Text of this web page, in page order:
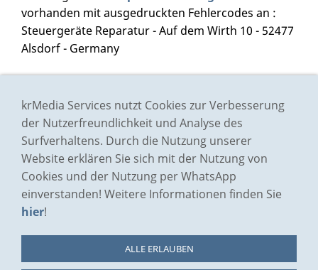
vorhanden mit ausgedruckten Fehlercodes an :
Steuergeräte Reparatur - Auf dem Wirth 10 - 52477
Alsdorf - Germany
Impressum
Preisliste
AGB
Datenschutz
Bildernachweis
Kontakt/Anfrage
Bewertungen
Funktionsgarantie
krMedia Services nutzt Cookies zur Verbesserung
der Nutzerfreundlichkeit und Analyse des
Surfverhaltens. Durch die Nutzung unserer
Website erklären Sie sich mit der Nutzung von
Cookies und der Nutzung per WhatsApp
einverstanden! Weitere Informationen finden Sie
hier!
ALLE ERLAUBEN